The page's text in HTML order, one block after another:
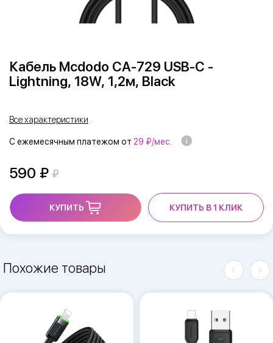
Кабель Mcdodo CA-729 USB-C -
Lightning, 18W, 1,2м, Black
Все характеристики
С ежемесячным платежом от 29 ₽/мес.
590
КУПИТЬ КУПИТЬ В 1 КЛИК
Похожие товары